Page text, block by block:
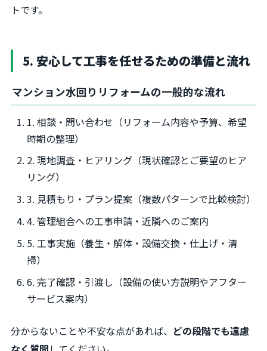
トです。
5. 安心して工事を任せるための準備と流れ
マンション水回りリフォームの一般的な流れ
1. 相談・問い合わせ（リフォーム内容や予算、希望
時期の整理）
2. 現地調査・ヒアリング（現状確認とご要望のヒア
リング）
3. 見積もり・プラン提案（複数パターンで比較検討）
4. 管理組合への工事申請・近隣へのご案内
5. 工事実施（養生・解体・設備交換・仕上げ・清
掃）
6. 完了確認・引渡し（設備の使い方説明やアフター
サービス案内）
分からないことや不安な点があれば、 どの段階でも遠慮